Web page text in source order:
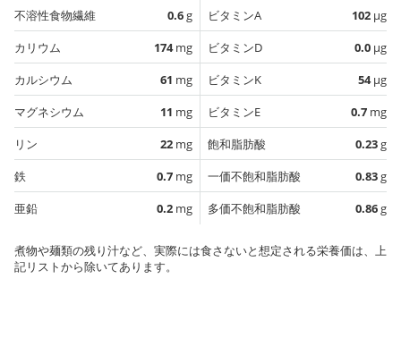
不溶性食物繊維
0.6g
カリウム
174mg
カルシウム
61 mg
マグネシウム
11 mg
リン
22 mg
鉄
0.7 mg
亜鉛
0.2 mg
ビタミンA
102 µg
ビタミンD
0.0 µg
ビタミンK
54µg
ビタミンE
0.7 mg
飽和脂肪酸
0.23g
一価不飽和脂肪酸
0.83g
多価不飽和脂肪酸
0.86g
煮物や麺類の残り汁など、実際には食さないと想定される栄養価は、上
記リストから除いてあります。